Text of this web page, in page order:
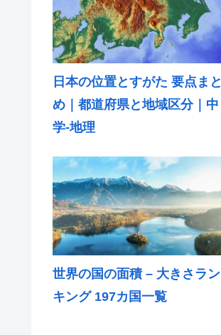
日本の位置とすがた 要点まと
め｜都道府県と地域区分｜中
学-地理
世界の国の面積 – 大きさラン
キング 197カ国一覧